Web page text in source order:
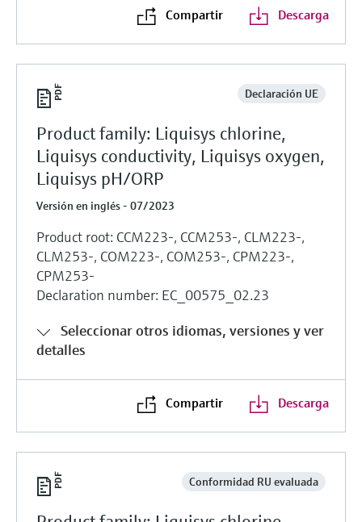
Compartir Descarga
Declaración UE
Product family: Liquisys chlorine,
Liquisys conductivity, Liquisys oxygen,
Liquisys pH/ORP
Versión en inglés - 07/2023
Product root: CCM223-, CCM253-, CLM223-,
CLM253-, COM223-, COM253-, CPM223-,
CPM253-
Declaration number: EC_00575_02.23
Seleccionar otros idiomas, versiones y ver
detalles
Compartir Descarga
Conformidad RU evaluada